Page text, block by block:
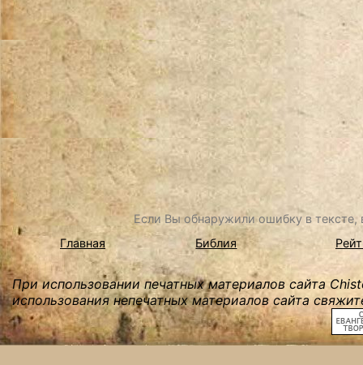
Если Вы обнаружили ошибку в
Главная
Библия
При использовании печатных материалов сайта
использования непечатных материалов сайта